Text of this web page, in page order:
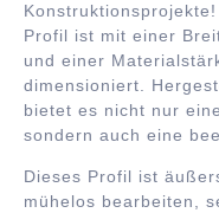
Profil ist mit einer
und einer
dimensioniert.
bietet es nicht nur
sondern auch eine
Dieses Profil ist
mühelos bearbeiten,